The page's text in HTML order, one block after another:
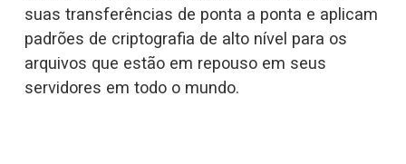
suas transferências de ponta a ponta e aplicam
padrões de criptografia de alto nível para os
arquivos que estão em repouso em seus
servidores em todo o mundo.